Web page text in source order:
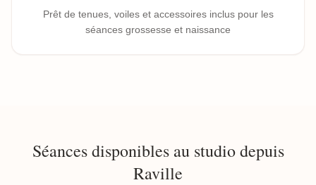
Prêt de tenues, voiles et accessoires inclus pour les
séances grossesse et naissance
Séances disponibles au studio depuis
Raville